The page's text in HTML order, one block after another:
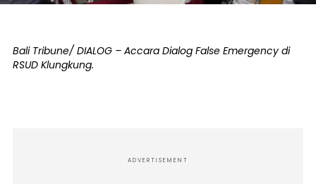
Bali Tribune/ DIALOG – Accara Dialog False Emergency di
RSUD Klungkung.
ADVERTISEMENT